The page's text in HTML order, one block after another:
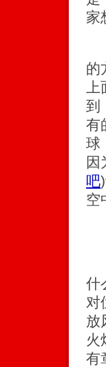
家
的
到
有
球
因
吧)
空
什
对
放
火
有